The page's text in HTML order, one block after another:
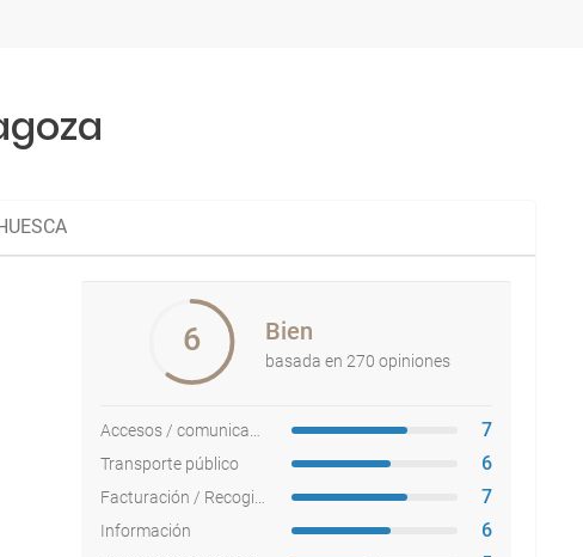
6 Bien
basada en 270 opiniones
7
Transporte público 6
7
Información 6